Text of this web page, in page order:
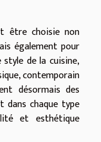
être choisie non
également pour
de la cuisine,
contemporain
désormais des
chaque type
et esthétique